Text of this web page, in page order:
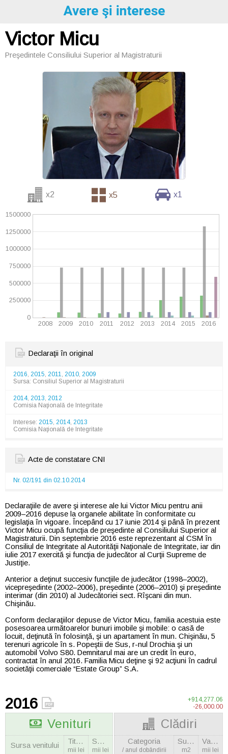
Victor Micu
Preşedintele Consiliului Superior al Magistraturii
x2 x5 x1
2008 2009 2010 2011 2012 2013 2014 2015 2016
0
250000
500000
750000
1000000
1250000
1500000
Declaraţii în original
2016, 2015, 2011, 2010, 2009
Sursa: Consiliul Superior al Magistraturii
2014, 2013, 2012
Comisia Naţională de Integritate
Interese: 2015, 2014, 2013
Comisia Naţională de Integritate
Acte de constatare CNI
Nr. 02/191 din 02.10.2014
Declaraţiile de avere şi interese ale lui Victor Micu pentru anii
2009–2016 depuse la organele abilitate în conformitate cu
legislaţia în vigoare. Începând cu 17 iunie 2014 şi până în prezent
Victor Micu ocupă funcţia de preşedinte al Consiliului Superior al
Magistraturii. Din septembrie 2016 este reprezentant al CSM în
Consiliul de Integritate al Autorităţii Naţionale de Integritate, iar din
iulie 2017 exercită şi funcţia de judecător al Curţii Supreme de
Justiţie.
Anterior a deţinut succesiv funcţiile de judecător (1998–2002),
vicepreşedinte (2002–2006), preşedinte (2006–2010) şi preşedinte
interimar (din 2010) al Judecătoriei sect. Rîşcani din mun.
Chişinău.
Conform declaraţiilor depuse de Victor Micu, familia acestuia este
posesoarea următoarelor bunuri imobile şi mobile: o casă de
locuit, deţinută în folosinţă, şi un apartament în mun. Chişinău, 5
terenuri agricole în s. Popeştii de Sus, r-nul Drochia şi un
automobil Volvo S80. Demnitarul mai are un credit în euro,
contractat în anul 2016. Familia Micu deţine şi 92 acţiuni în cadrul
societăţii comerciale “Estate Group” S.A.
2016
+914,277.06
-26,000.00
Venituri
Sursa venitului Titular
mii lei
Soţie
mii lei
Clădiri
Categoria
/ anul dobândirii
Suprafaţa
m2
Valoarea
mii lei